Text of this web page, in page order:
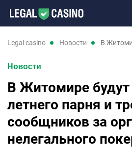
Казино
Новые
Отзывы
legal casino новости
Новости
В Житомире будут
летнего парня и
сообщников за
нелегального